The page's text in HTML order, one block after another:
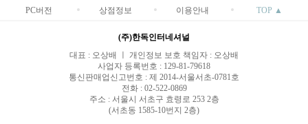
PC버전 상점정보 이용안내 TOP ▲
(주)한독인터네셔널
대표 : 오상배 ㅣ 개인정보 보호 책임자 : 오상배
사업자 등록번호 : 129-81-79618
통신판매업신고번호 : 제 2014-서울서초-0781호
전화 : 02-522-0869
주소 : 서울시 서초구 효령로 253 2층
(서초동 1585-10번지 2층)